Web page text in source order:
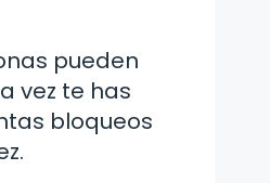
pueden
vez te has
bloqueos